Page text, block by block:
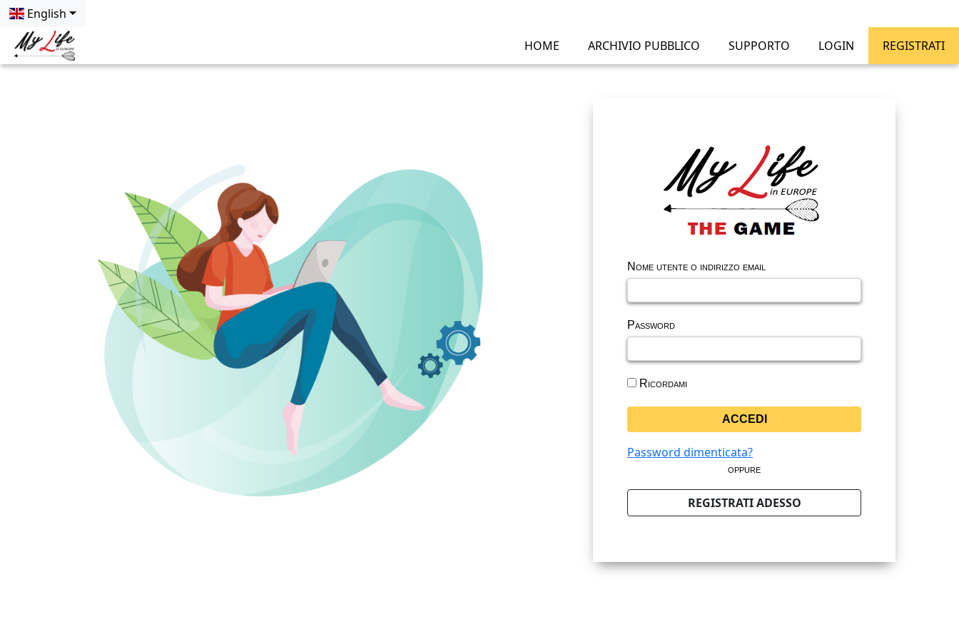
English
HOME ARCHIVIO PUBBLICO SUPPORTO LOGIN REGISTRATI
Nome utente o indirizzo email
Password
Ricordami
Password dimenticata?
oppure
REGISTRATI ADESSO